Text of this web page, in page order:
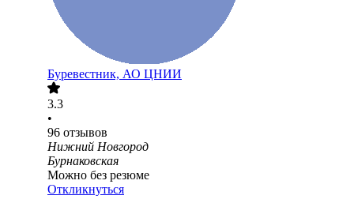
Буревестник, АО ЦНИИ
3.3
•
96 отзывов
Нижний Новгород
Бурнаковская
Можно без резюме
Откликнуться